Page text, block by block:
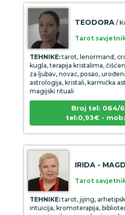
TEODORA /
Tarot
TEHNIKE: tarot, lenormand,
kugla, terapija kristalima,
za ljubav, novac, posao,
astrologija, kristali, karmička
magijski rituali
Broj tel: 064/
tel:0,93€ -
IRIDA -
Tarot
TEHNIKE: tarot, jijing,
intuicija, kromoterapija,
i pisanjem), numerologija,